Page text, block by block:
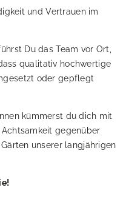
und Vertrauen im
Du das Team vor Ort,
qualitativ hochwertige
oder gepflegt
kümmerst du dich mit
gegenüber
unserer langjährigen